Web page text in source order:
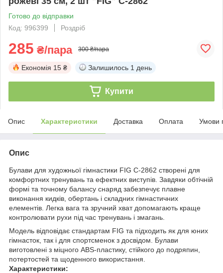
Готово до відправки
Код: 996399
Роздріб
285 ₴/пара 300 ₴/пара
Економія 15 ₴ Залишилось 1 день
Купити
Опис Характеристики Доставка Оплата Умови
Опис
Булави для художньої гімнастики FIG C-2862 створені для
комфортних тренувань та ефектних виступів. Завдяки обтічній
формі та точному балансу снаряд забезпечує плавне
виконання кидків, обертань і складних гімнастичних
елементів. Легка вага та зручний хват допомагають краще
контролювати рухи під час тренувань і змагань.
Модель відповідає стандартам FIG та підходить як для юних
гімнасток, так і для спортсменок з досвідом. Булави
виготовлені з міцного ABS-пластику, стійкого до подряпин,
потертостей та щоденного використання.
Характеристики: